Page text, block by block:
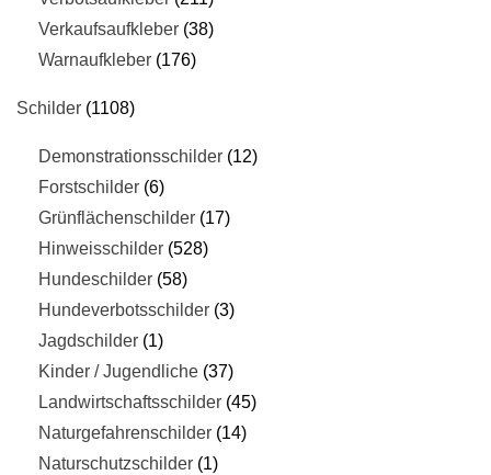
Verkaufsaufkleber 38
Warnaufkleber 176
Schilder 1108
Demonstrationsschilder 12
Forstschilder 6
Grünflächenschilder 17
Hinweisschilder 528
Hundeschilder 58
Hundeverbotsschilder 3
Jagdschilder 1
Kinder / Jugendliche 37
Landwirtschaftsschilder 45
Naturgefahrenschilder 14
Naturschutzschilder 1